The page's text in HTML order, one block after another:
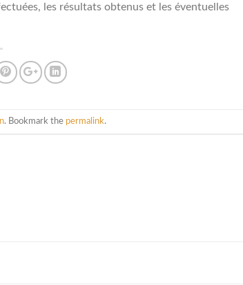
les résultats obtenus et les éventuelles
. Bookmark the permalink.